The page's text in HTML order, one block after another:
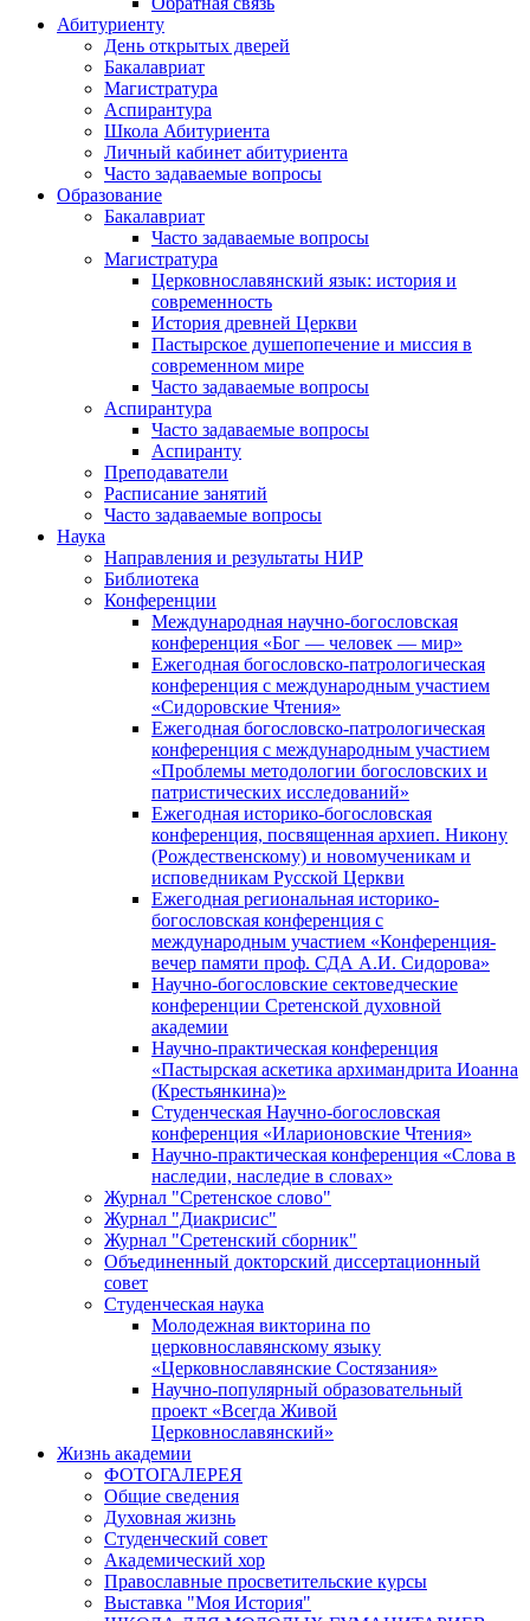
Абитуриенту
День открытых дверей
Бакалавриат
Магистратура
Аспирантура
Школа Абитуриента
Личный кабинет абитуриента
Часто задаваемые вопросы
Образование
Бакалавриат
Часто задаваемые вопросы
Магистратура
Церковнославянский язык: история и
современность
История древней Церкви
Пастырское душепопечение и миссия в
современном мире
Часто задаваемые вопросы
Аспирантура
Часто задаваемые вопросы
Аспиранту
Преподаватели
Расписание занятий
Часто задаваемые вопросы
Наука
Направления и результаты НИР
Библиотека
Конференции
Международная научно-богословская
конференция «Бог — человек — мир»
Ежегодная богословско-патрологическая
конференция с международным участием
«Сидоровские Чтения»
Ежегодная богословско-патрологическая
конференция с международным участием
«Проблемы методологии богословских и
патристических исследований»
Ежегодная историко-богословская
конференция, посвященная архиеп. Никону
(Рождественскому) и новомученикам и
исповедникам Русской Церкви
Ежегодная региональная историко-
богословская конференция с
международным участием «Конференция-
вечер памяти проф. СДА А.И. Сидорова»
Научно-богословские сектоведческие
конференции Сретенской духовной
академии
Научно-практическая конференция
«Пастырская аскетика архимандрита Иоанна
(Крестьянкина)»
Студенческая Научно-богословская
конференция «Иларионовские Чтения»
Научно-практическая конференция «Cлова в
наследии, наследие в словах»
Журнал "Сретенское слово"
Журнал "Диакрисис"
Журнал "Сретенский сборник"
Объединенный докторский диссертационный
совет
Студенческая наука
Молодежная викторина по
церковнославянскому языку
«Церковнославянские Состязания»
Научно-популярный образовательный
проект «Всегда Живой
Церковнославянский»
Жизнь академии
ФОТОГАЛЕРЕЯ
Общие сведения
Духовная жизнь
Студенческий совет
Академический хор
Православные просветительские курсы
Выставка "Моя История"